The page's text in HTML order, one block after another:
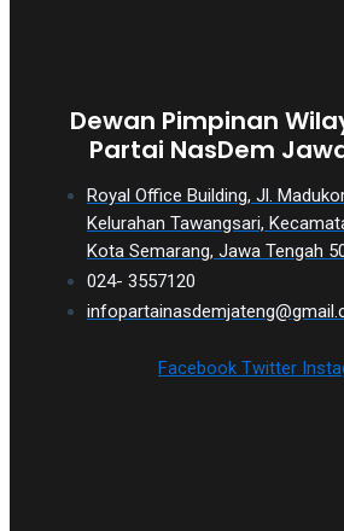
Dewan Pimpinan
Partai NasDem
Royal Office Building, Jl.
Kelurahan Tawangsari,
Kota Semarang, Jawa Tengah
024- 3557120
Facebook Twitter